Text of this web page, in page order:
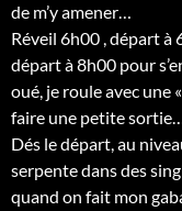
de m’y amener…
Réveil 6h00 , départ à
départ à 8h00 pour
oué, je roule avec une
faire une petite
Dés le départ, au
serpente dans des
quand on fait mon